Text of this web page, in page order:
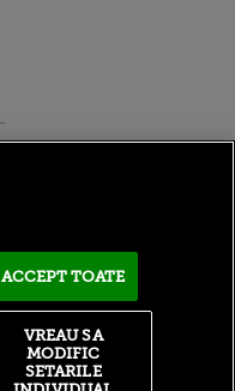
ACCEPT TOATE
VREAU SA
MODIFIC
SETARILE